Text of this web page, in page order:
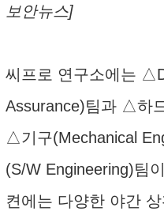
보안뉴스]
씨프로 연구소에는
Assurance)팀과 △하
△기구(Mechanical
(S/W Engineering)팀
켠에는 다양한 야간